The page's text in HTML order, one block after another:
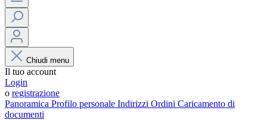
Chiudi menu
Il tuo account
Login
o registrazione
Panoramica Profilo personale Indirizzi Ordini Caricamento di
documenti